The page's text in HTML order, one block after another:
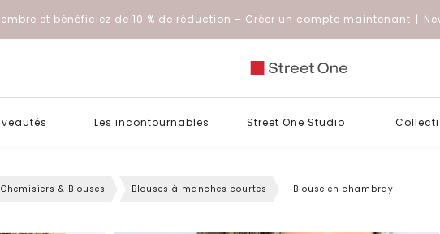
et bénéficiez de 10 % de réduction – Créer un compte maintenant |
Les incontournables Street One Studio
Chemisiers & Blouses Blouses à manches courtes Blouse en chambray